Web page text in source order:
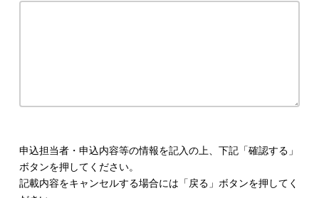
申込担当者・申込内容等の情報を記入の上、下記「確認する」
ボタンを押してください。
記載内容をキャンセルする場合には「戻る」ボタンを押してく